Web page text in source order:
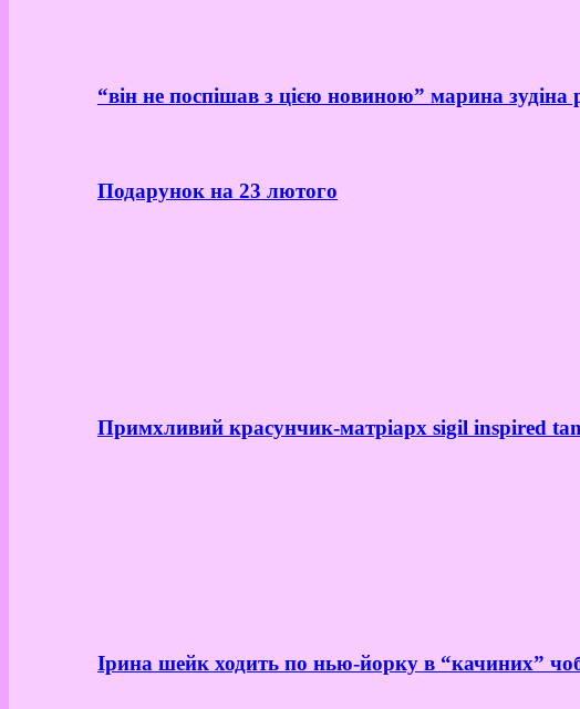
“він не поспішав з цією новиною” марина
Подарунок на 23 лютого
Примхливий красунчик-матріарх sigil inspired
Ірина шейк ходить по нью-йорку в “качиних”